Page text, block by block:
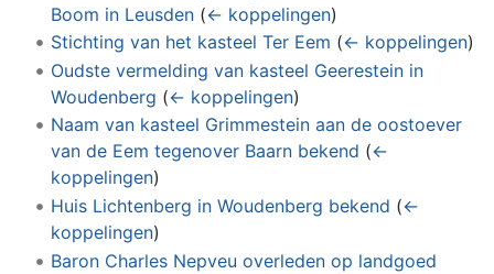
Boom in Leusden (← koppelingen)
Stichting van het kasteel Ter Eem (← koppelingen)
Oudste vermelding van kasteel Geerestein in
Woudenberg (← koppelingen)
Naam van kasteel Grimmestein aan de oostoever
van de Eem tegenover Baarn bekend (←
koppelingen)
Huis Lichtenberg in Woudenberg bekend (←
koppelingen)
Baron Charles Nepveu overleden op landgoed